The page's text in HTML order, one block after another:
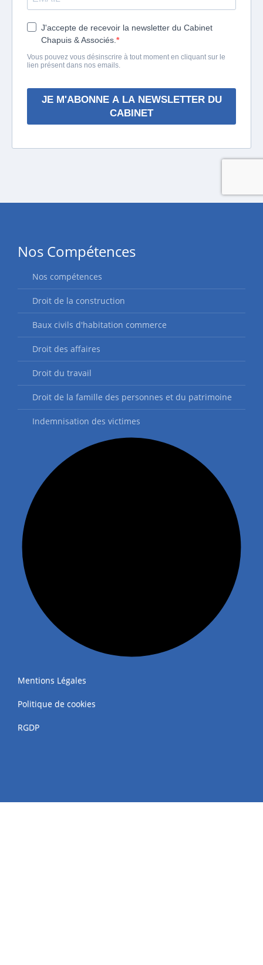
Nos Compétences
Nos compétences
Droit de la construction
Baux civils d'habitation commerce
Droit des affaires
Droit du travail
Droit de la famille des personnes et du patrimoine
Indemnisation des victimes
Mentions Légales
Politique de cookies
RGDP